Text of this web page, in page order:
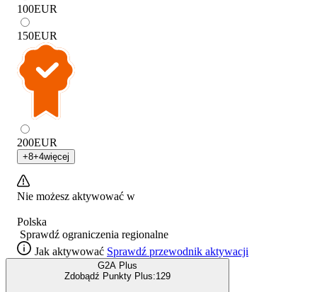
100EUR
150EUR
200EUR
+8+4więcej
Nie możesz aktywować w
Polska
Sprawdź ograniczenia regionalne
Jak aktywować Sprawdź przewodnik aktywacji
G2A Plus
Zdobądź Punkty Plus:129